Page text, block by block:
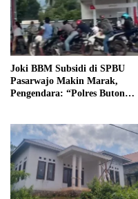
Joki BBM Subsidi di SPBU
Pasarwajo Makin Marak,
Pengendara: “Polres Buton